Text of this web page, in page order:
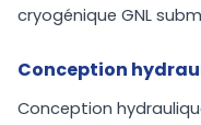
cryogénique GNL
Conception
Conception